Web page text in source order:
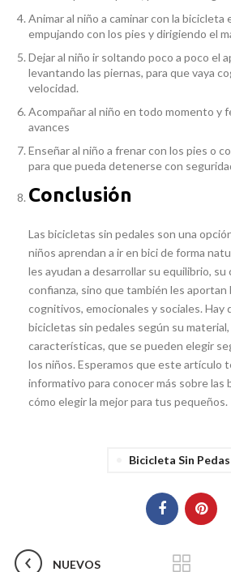
Animar al niño a caminar con la bicicleta
empujando con los pies y dirigiendo el
Dejar al niño ir soltando poco a poco el
levantando las piernas, para que vaya
velocidad.
Acompañar al niño en todo momento y
avances
Enseñar al niño a frenar con los pies o
para que pueda detenerse con
Conclusión
Las bicicletas sin pedales son una
niños aprendan a ir en bici de forma
les ayudan a desarrollar su equilibrio, su
confianza, sino que también les
cognitivos, emocionales y sociales.
bicicletas sin pedales según su
características, que se pueden elegir
los niños. Esperamos que este artículo
informativo para conocer más sobre las
cómo elegir la mejor para tus
Bicicleta Sin Pedas
NUEVOS